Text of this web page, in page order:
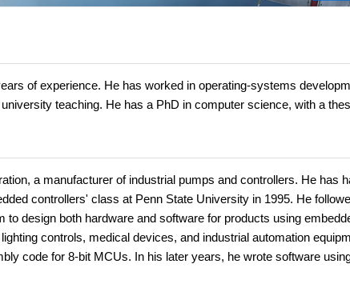
of experience. He has worked in operating-systems
teaching. He has a PhD in computer science, with a
a manufacturer of industrial pumps and controllers. He has
controllers' class at Penn State University in 1995. He
design both hardware and software for products using
controls, medical devices, and industrial automation
code for 8-bit MCUs. In his later years, he wrote software